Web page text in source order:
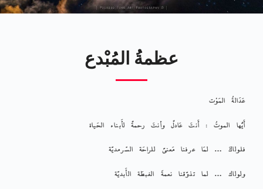
عظمةُ المُبْدع
عَدَالةُ المَوْت
أَيُّها الموتُ : أَنتَ عَادلٌ وأنتَ رحمةٌ لأَبناء الحَياة
فلولاكَ … لمَا عرفنا مَعنىً للراحَة السّرمديَّة
ولولاك … لما تذوَّقنا نعمةَ الغبطَة الأَبديَّة